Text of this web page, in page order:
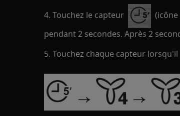
4. Touchez le capteur
pendant 2 secondes. Après 2
5. Touchez chaque capteur